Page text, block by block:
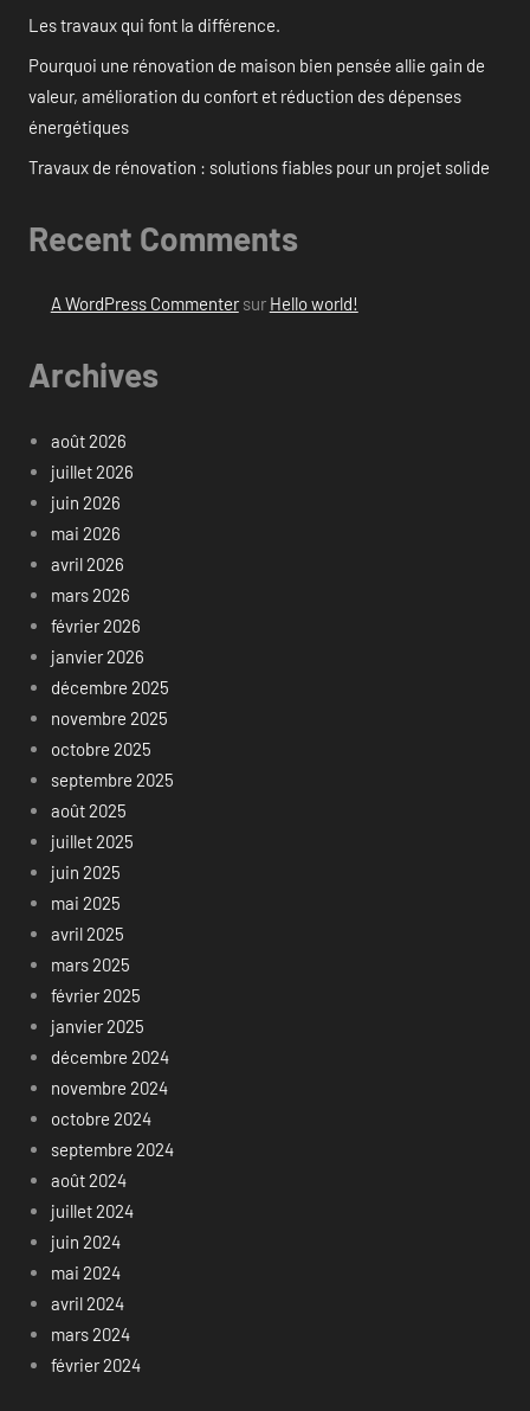
Les travaux qui font la différence.
Pourquoi une rénovation de maison bien pensée allie gain de
valeur, amélioration du confort et réduction des dépenses
énergétiques
Travaux de rénovation : solutions fiables pour un projet solide
Recent Comments
A WordPress Commentersur Hello world!
Archives
août 2026
juillet 2026
juin 2026
mai 2026
avril 2026
mars 2026
février 2026
janvier 2026
décembre 2025
novembre 2025
octobre 2025
septembre 2025
août 2025
juillet 2025
juin 2025
mai 2025
avril 2025
mars 2025
février 2025
janvier 2025
décembre 2024
novembre 2024
octobre 2024
septembre 2024
août 2024
juillet 2024
juin 2024
mai 2024
avril 2024
mars 2024
février 2024